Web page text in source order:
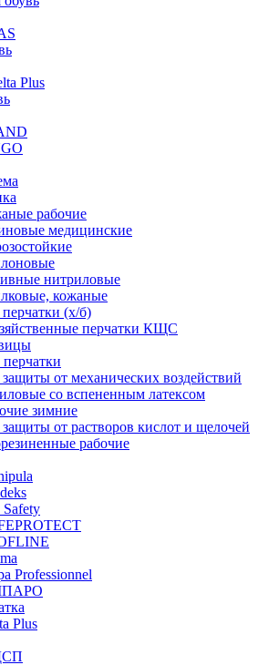
Plus
рабочие
медицинские
нитриловые
кожаные
(х/б)
перчатки КЩС
от механических воздействий
со вспененным латексом
зимние
от растворов кислот и щелочей
рабочие
Safety
Professionnel
Plus